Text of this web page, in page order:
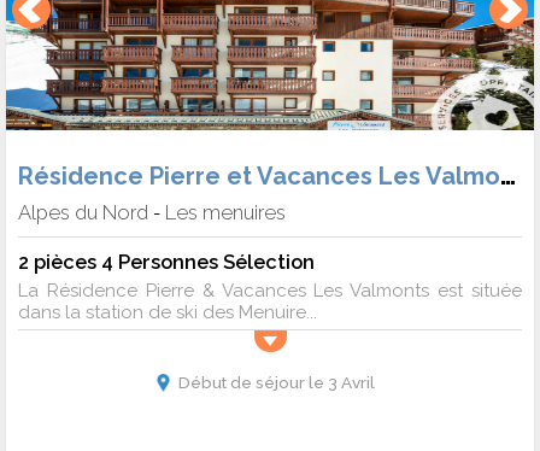
Résidence Pierre et Vacances Les Valmonts
Alpes du Nord - Les menuires
2 pièces 4 Personnes Sélection
La Résidence Pierre & Vacances Les Valmonts est située
dans la station de ski des Menuire...
Début de séjour le 3 Avril